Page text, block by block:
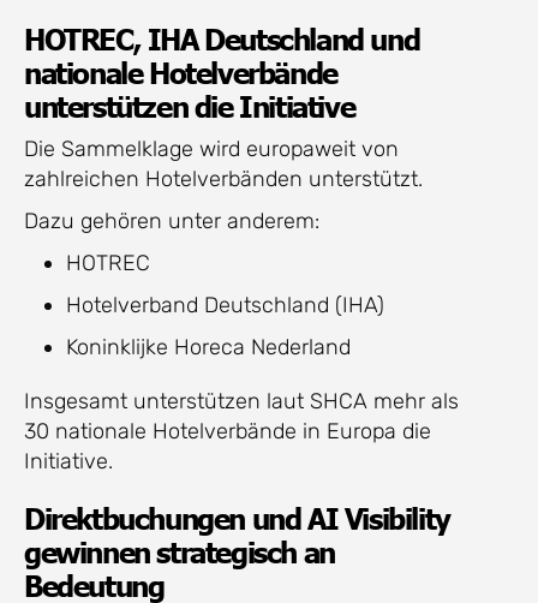
HOTREC, IHA Deutschland und
nationale Hotelverbände
unterstützen die Initiative
Die Sammelklage wird europaweit von
zahlreichen Hotelverbänden unterstützt.
Dazu gehören unter anderem:
HOTREC
Hotelverband Deutschland (IHA)
Koninklijke Horeca Nederland
Insgesamt unterstützen laut SHCA mehr als
30 nationale Hotelverbände in Europa die
Initiative.
Direktbuchungen und AI Visibility
gewinnen strategisch an
Bedeutung